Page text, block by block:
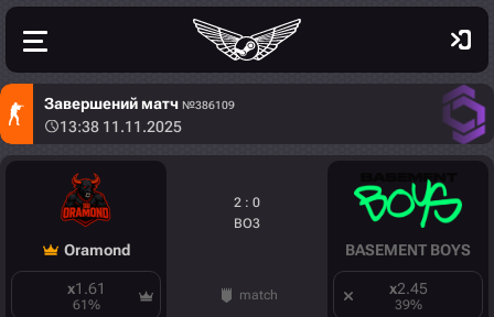
Завершений матч №386109
13:38 11.11.2025
Oramond
x1.61
61%
2 : 0
BO3
match
BASEMENT BOYS
x2.45
39%